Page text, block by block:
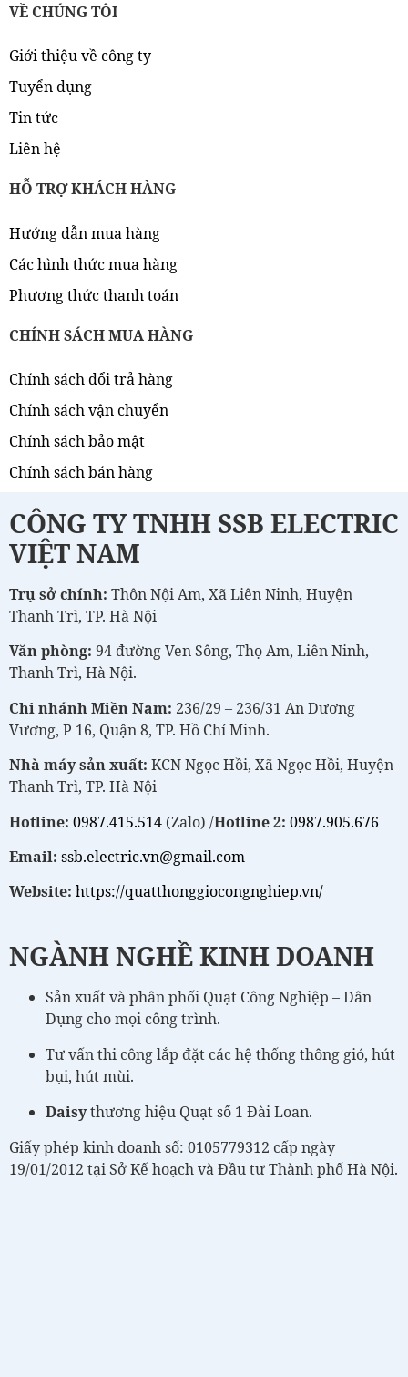
VỀ CHÚNG TÔI
Giới thiệu về công ty
Tuyển dụng
Tin tức
Liên hệ
HỖ TRỢ KHÁCH HÀNG
Hướng dẫn mua hàng
Các hình thức mua hàng
Phương thức thanh toán
CHÍNH SÁCH MUA HÀNG
Chính sách đổi trả hàng
Chính sách vận chuyển
Chính sách bảo mật
Chính sách bán hàng
CÔNG TY TNHH SSB ELECTRIC
VIỆT NAM
Trụ sở chính: Thôn Nội Am, Xã Liên Ninh, Huyện
Thanh Trì, TP. Hà Nội
Văn phòng: 94 đường Ven Sông, Thọ Am, Liên Ninh,
Thanh Trì, Hà Nội.
Chi nhánh Miền Nam: 236/29 – 236/31 An Dương
Vương, P 16, Quận 8, TP. Hồ Chí Minh.
Nhà máy sản xuất: KCN Ngọc Hồi, Xã Ngọc Hồi, Huyện
Thanh Trì, TP. Hà Nội
Hotline: 0987.415.514 (Zalo) /Hotline 2: 0987.905.676
Email: ssb.electric.vn@gmail.com
Website: https://quatthonggiocongnghiep.vn/
NGÀNH NGHỀ KINH DOANH
Sản xuất và phân phối Quạt Công Nghiệp – Dân
Dụng cho mọi công trình.
Tư vấn thi công lắp đặt các hệ thống thông gió, hút
bụi, hút mùi.
Daisythương hiệu Quạt số 1 Đài Loan.
Giấy phép kinh doanh số: 0105779312 cấp ngày
19/01/2012 tại Sở Kế hoạch và Đầu tư Thành phố Hà Nội.